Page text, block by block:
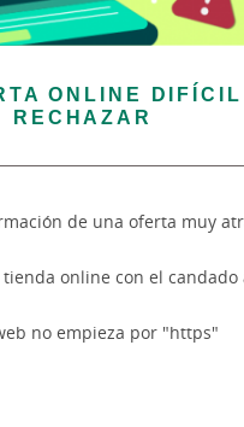
ONLINE
RECHAZAR
de una oferta muy
tienda online con el
no empieza por "https"